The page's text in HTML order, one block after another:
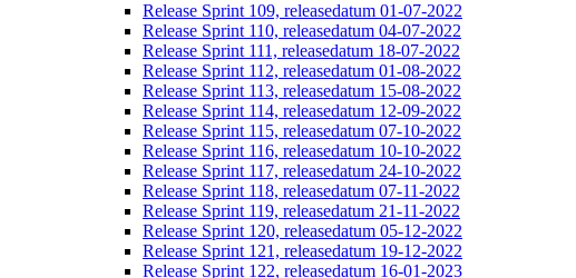
Release Sprint 109, releasedatum 01-07-2022
Release Sprint 110, releasedatum 04-07-2022
Release Sprint 111, releasedatum 18-07-2022
Release Sprint 112, releasedatum 01-08-2022
Release Sprint 113, releasedatum 15-08-2022
Release Sprint 114, releasedatum 12-09-2022
Release Sprint 115, releasedatum 07-10-2022
Release Sprint 116, releasedatum 10-10-2022
Release Sprint 117, releasedatum 24-10-2022
Release Sprint 118, releasedatum 07-11-2022
Release Sprint 119, releasedatum 21-11-2022
Release Sprint 120, releasedatum 05-12-2022
Release Sprint 121, releasedatum 19-12-2022
Release Sprint 122, releasedatum 16-01-2023